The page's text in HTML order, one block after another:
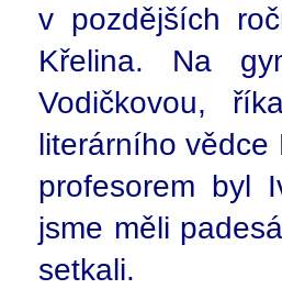
v pozdějších
Křelina. Na
Vodičkovou,
literárního vědce
profesorem byl
jsme měli
setkali.